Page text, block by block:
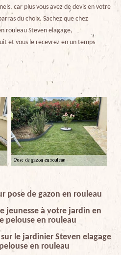
car plus vous avez de devis en votre
du choix. Sachez que chez
rouleau Steven elagage,
et vous le recevrez en un temps
pose de gazon en rouleau
jeunesse à votre jardin en
pelouse en rouleau
le jardinier Steven elagage
en rouleau